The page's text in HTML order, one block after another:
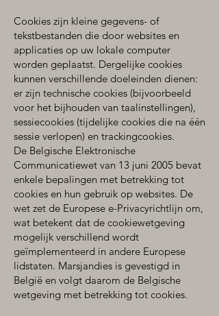
Cookies zijn kleine gegevens- of
tekstbestanden die door websites en
applicaties op uw lokale computer
worden geplaatst. Dergelijke cookies
kunnen verschillende doeleinden dienen:
er zijn technische cookies (bijvoorbeeld
voor het bijhouden van taalinstellingen),
sessiecookies (tijdelijke cookies die na één
sessie verlopen) en trackingcookies.
De Belgische Elektronische
Communicatiewet van 13 juni 2005 bevat
enkele bepalingen met betrekking tot
cookies en hun gebruik op websites. De
wet zet de Europese e-Privacyrichtlijn om,
wat betekent dat de cookiewetgeving
mogelijk verschillend wordt
geïmplementeerd in andere Europese
lidstaten. Marsjandies is gevestigd in
België en volgt daarom de Belgische
wetgeving met betrekking tot cookies.